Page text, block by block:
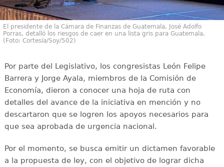
El presidente de la Cámara de Finanzas de Guatemala, José Adolfo
Porras, detalló los riesgos de caer en una lista gris para Guatemala.
(Foto: Cortesía/Soy/502)
Por parte del Legislativo, los congresistas León Felipe
Barrera y Jorge Ayala, miembros de la Comisión de
Economía, dieron a conocer una hoja de ruta con
detalles del avance de la iniciativa en mención y no
descartaron que se logren los apoyos necesarios para
que sea aprobada de urgencia nacional.
Por el momento, se busca emitir un dictamen favorable
a la propuesta de ley, con el objetivo de lograr dicha